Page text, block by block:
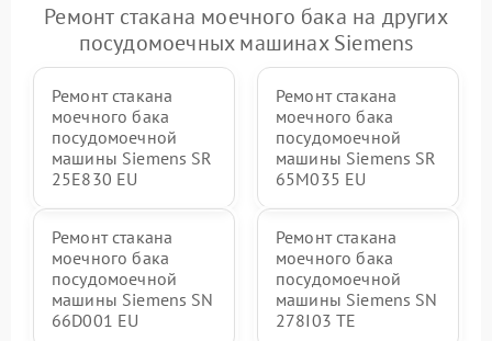
Ремонт стакана моечного бака на других
посудомоечных машинах Siemens
Ремонт стакана
моечного бака
посудомоечной
машины Siemens SR
25E830 EU
Ремонт стакана
моечного бака
посудомоечной
машины Siemens SR
65M035 EU
Ремонт стакана
моечного бака
посудомоечной
машины Siemens SN
66D001 EU
Ремонт стакана
моечного бака
посудомоечной
машины Siemens SN
278I03 TE